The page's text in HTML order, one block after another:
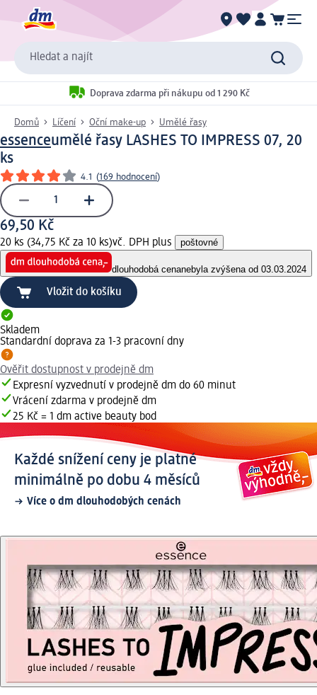
Hledat a najít
Doprava zdarma při nákupu od 1 290 Kč
Domů Líčení Oční make-up Umělé řasy
essenceumělé řasy LASHES TO IMPRESS 07, 20
ks
4.1 (169 hodnocení)
69,50 Kč
20 ks (34,75 Kč za 10 ks)vč. DPH plus poštovné
dlouhodobá cenanebyla zvýšena od 03.03.2024
Vložit do košíku
Skladem
Standardní doprava za 1-3 pracovní dny
Ověřit dostupnost v prodejně dm
Expresní vyzvednutí v prodejně dm do 60 minut
Vrácení zdarma v prodejně dm
25 Kč = 1 dm active beauty bod
Každé snížení ceny je platné
minimálně po dobu 4 měsíců
Více o dm dlouhodobých cenách